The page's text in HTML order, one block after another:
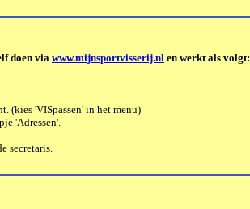
doen viawww.mijnsportvisserij.nl en werkt als volgt:
(kies 'VISpassen' in het menu)
'Adressen'.
secretaris.